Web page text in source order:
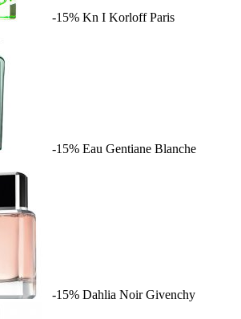
-15% Kn I Korloff Paris
-15% Eau Gentiane Blanche
-15% Dahlia Noir Givenchy